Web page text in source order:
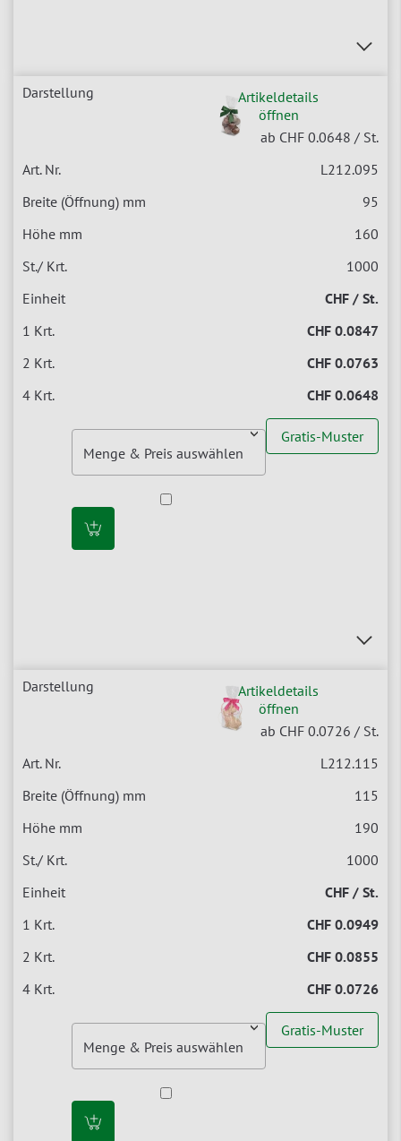
Artikeldetails
öffnen
ab CHF 0.0648 / St.
L212.095
95
160
1000
CHF / St.
CHF 0.0847
CHF 0.0763
CHF 0.0648
Gratis-Muster
Artikeldetails
öffnen
ab CHF 0.0726 / St.
L212.115
115
190
1000
CHF / St.
CHF 0.0949
CHF 0.0855
CHF 0.0726
Gratis-Muster